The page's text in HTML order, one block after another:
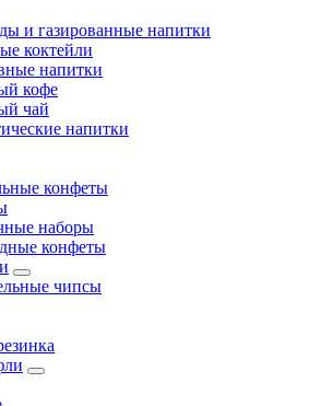
и газированные напитки
коктейли
напитки
кофе
чай
напитки
конфеты
наборы
конфеты
чипсы